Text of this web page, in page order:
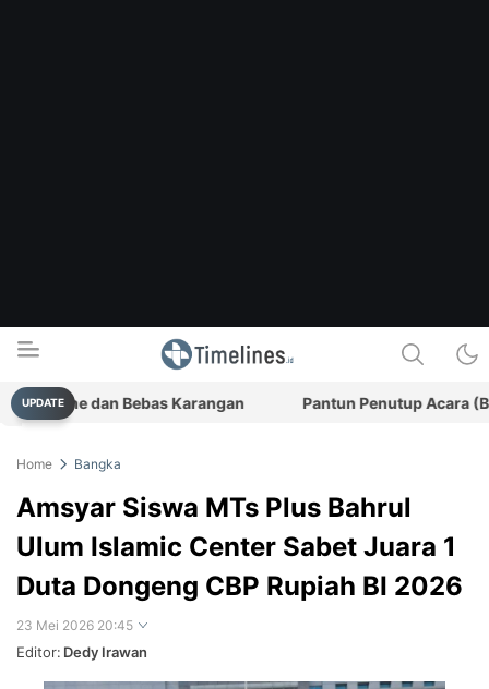
Timelines.id
Media Literasi, Sejarah & Budaya
UPDATE
Time dan Bebas Karangan Pantun Penutup Acara
Home Bangka
Amsyar Siswa MTs Plus Bahrul
Ulum Islamic Center Sabet Juara 1
Duta Dongeng CBP Rupiah BI 2026
23 Mei 2026 20:45
Editor: Dedy Irawan